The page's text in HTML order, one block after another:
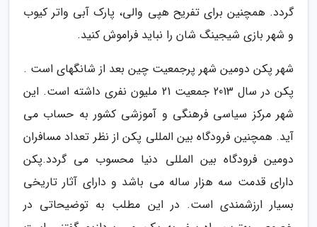
گردد. همچنین برای تفریح هپی والی، پارک آبی واتر کیوب
و شهر بازی شیجینگ شان را نباید فراموش کنید.
شهر پکن دومین شهر پرجمعیت چین بعد از شانگهای است .
پکن در سال 2013 جمعیت 21 ملیون نفری داشته است. این
شهر مرکز سیاسی فرهنگی و آموزشی کشور به حساب می
آید. همچنین فرودگاه بین المللی پکن از نظر تعداد مسافران
دومین فرودگاه بین المللی دنیا محسوب می گردد.پکن
دارای قدمت سه هزار ساله می باشد و دارای آثار تاریخی
بسیار ارزشمندی است. در این مطلب به توضیحاتی در